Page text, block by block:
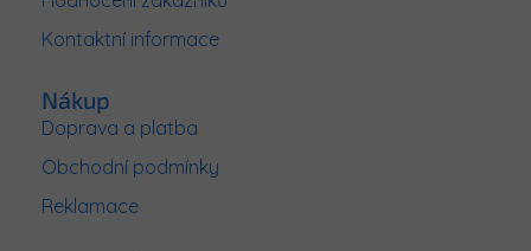
Kontaktní informace
Nákup
Doprava a platba
Obchodní podmínky
Reklamace